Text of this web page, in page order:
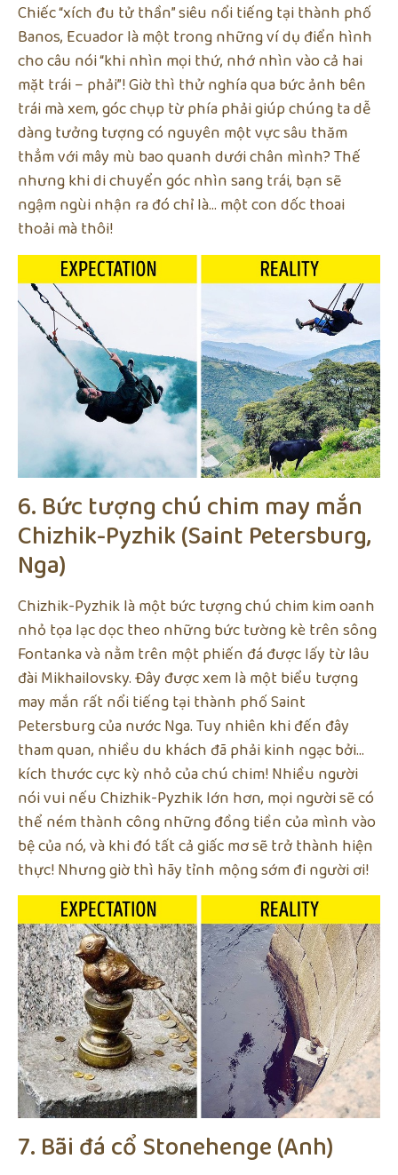
Chiếc “xích đu tử thần” siêu nổi tiếng tại thành phố
Banos, Ecuador là một trong những ví dụ điển hình
cho câu nói “khi nhìn mọi thứ, nhớ nhìn vào cả hai
mặt trái – phải”! Giờ thì thử nghía qua bức ảnh bên
trái mà xem, góc chụp từ phía phải giúp chúng ta dễ
dàng tưởng tượng có nguyên một vực sâu thăm
thẳm với mây mù bao quanh dưới chân mình? Thế
nhưng khi di chuyển góc nhìn sang trái, bạn sẽ
ngậm ngùi nhận ra đó chỉ là… một con dốc thoai
thoải mà thôi!
6. Bức tượng chú chim may mắn
Chizhik-Pyzhik (Saint Petersburg,
Nga)
Chizhik-Pyzhik là một bức tượng chú chim kim oanh
nhỏ tọa lạc dọc theo những bức tường kè trên sông
Fontanka và nằm trên một phiến đá được lấy từ lâu
đài Mikhailovsky. Đây được xem là một biểu tượng
may mắn rất nổi tiếng tại thành phố Saint
Petersburg của nước Nga. Tuy nhiên khi đến đây
tham quan, nhiều du khách đã phải kinh ngạc bởi…
kích thước cực kỳ nhỏ của chú chim! Nhiều người
nói vui nếu Chizhik-Pyzhik lớn hơn, mọi người sẽ có
thể ném thành công những đồng tiền của mình vào
bệ của nó, và khi đó tất cả giấc mơ sẽ trở thành hiện
thực! Nhưng giờ thì hãy tỉnh mộng sớm đi người ơi!
7. Bãi đá cổ Stonehenge (Anh)